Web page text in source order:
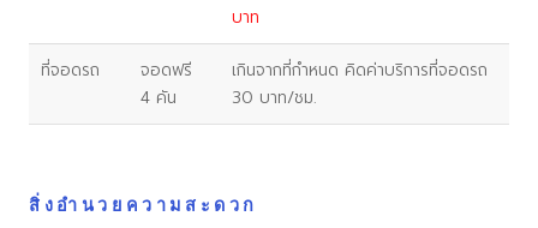
บาท
ที่จอดรถ
จอดฟรี
4 คัน
เกินจากที่กำหนด คิดค่าบริการที่จอดรถ
30 บาท/ชม.
สิ่งอำนวยความสะดวก